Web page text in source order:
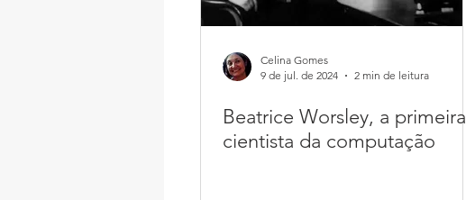
Celina Gomes
9 de jul. de 2024
2 min de leitura
Beatrice Worsley, a primeira
cientista da computação